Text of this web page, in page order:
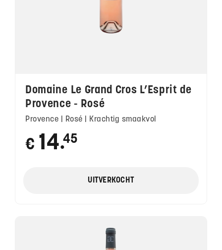
Domaine Le Grand Cros L’Esprit de
Provence - Rosé
Provence | Rosé | Krachtig smaakvol
€ 14●
45
UITVERKOCHT